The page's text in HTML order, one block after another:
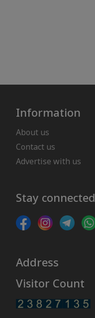
Information
About us
Contact us
Advertise with us
Stay connected
Address
Visitor Count